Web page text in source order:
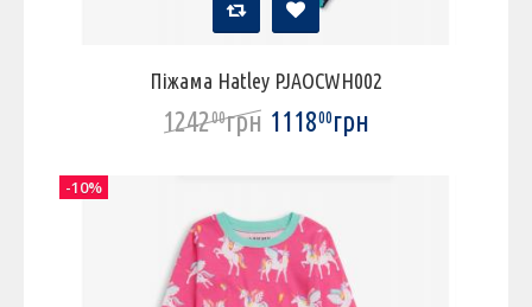
Піжама Hatley PJAOCWH002
124200грн 111800грн
-10%